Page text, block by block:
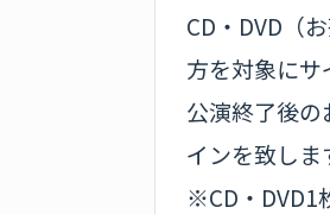
CD・DVD（
方を対象にサ
公演終了後
インを致しま
※CD・DVD1